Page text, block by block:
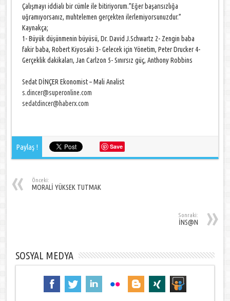
Çalışmayı iddialı bir cümle ile bitiriyorum.”Eğer başarısızlığa
uğramıyorsanız, muhtelemen gerçekten ilerlemiyorsunuzdur.”
Kaynakça;
1- Büyük düşünmenin büyüsü, Dr. David J.Schwartz 2- Zengin baba
fakir baba, Robert Kiyosaki 3- Gelecek için Yönetim, Peter Drucker 4-
Gerçeklik dakikaları, Jan Carlzon 5- Sınırsız güç, Anthony Robbins
Sedat DİNÇER Ekonomist – Mali Analist
s.dincer@superonline.com
sedatdincer@haberx.com
Paylaş ! Save
Önceki:
MORALİ YÜKSEK TUTMAK
Sonraki:
İNS@N
SOSYAL MEDYA